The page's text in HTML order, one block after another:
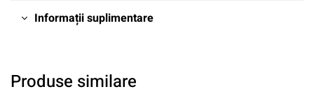
Informații suplimentare
Produse similare